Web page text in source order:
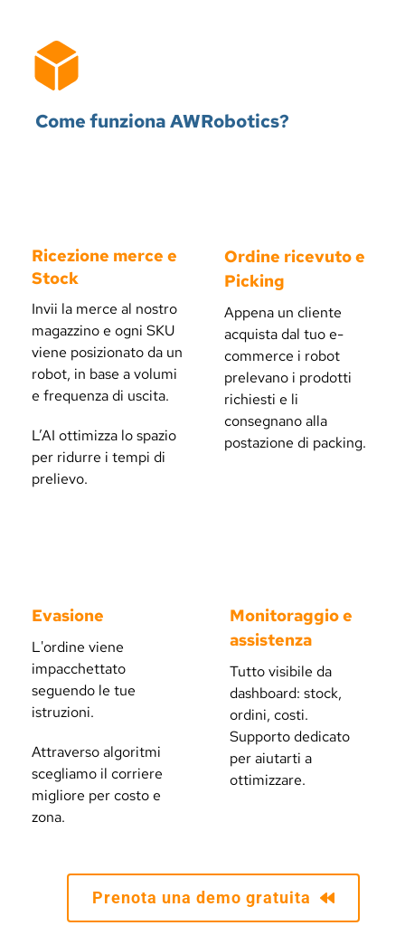
Come funziona AWRobotics?
Ricezione merce e
Stock
Invii la merce al nostro
magazzino e ogni SKU
viene posizionato da un
robot, in base a volumi
e frequenza di uscita.
L’AI ottimizza lo spazio
per ridurre i tempi di
prelievo.
Ordine ricevuto e
Picking
Appena un cliente
acquista dal tuo e-
commerce i robot
prelevano i prodotti
richiesti e li
consegnano alla
postazione di packing.
Evasione
L'ordine viene
impacchettato
seguendo le tue
istruzioni.
Attraverso algoritmi
scegliamo il corriere
migliore per costo e
zona.
Monitoraggio e
assistenza
Tutto visibile da
dashboard: stock,
ordini, costi.
Supporto dedicato
per aiutarti a
ottimizzare.
Prenota una demo gratuita